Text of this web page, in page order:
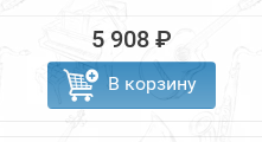
5 908 ₽
В корзину